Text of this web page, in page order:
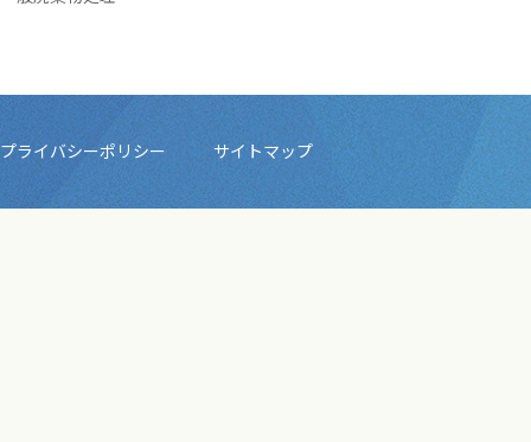
プライバシーポリシー サイトマップ